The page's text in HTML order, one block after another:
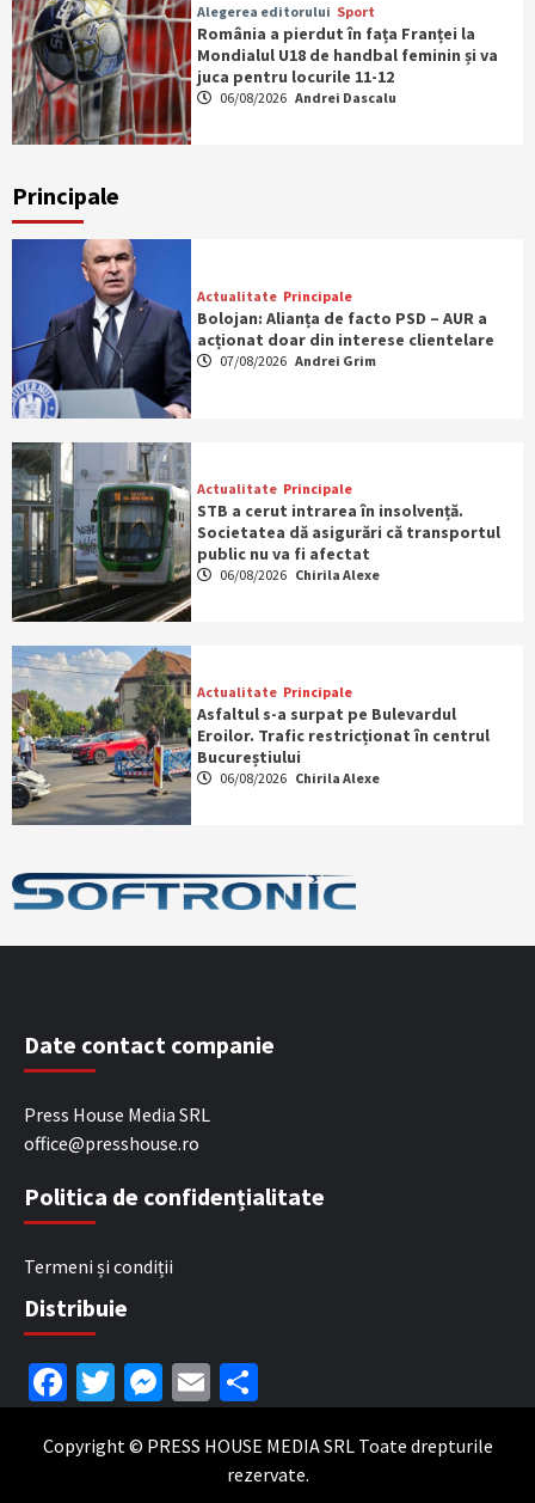
Alegerea editorului Sport
România a pierdut în fața Franței la
Mondialul U18 de handbal feminin și va
juca pentru locurile 11-12
06/08/2026 Andrei Dascalu
Principale
Actualitate Principale
Bolojan: Alianța de facto PSD – AUR a
acționat doar din interese clientelare
07/08/2026 Andrei Grim
Actualitate Principale
STB a cerut intrarea în insolvență.
Societatea dă asigurări că transportul
public nu va fi afectat
06/08/2026 Chirila Alexe
Actualitate Principale
Asfaltul s-a surpat pe Bulevardul
Eroilor. Trafic restricționat în centrul
Bucureștiului
06/08/2026 Chirila Alexe
Date contact companie
Press House Media SRL
office@presshouse.ro
Politica de confidențialitate
Termeni și condiții
Distribuie
Facebook
Twitter
Messenger
Email
Copyright © PRESS HOUSE MEDIA SRL Toate drepturile
rezervate.